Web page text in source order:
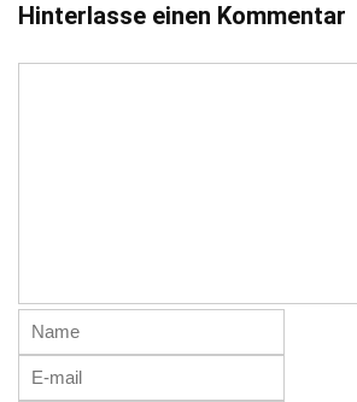
Hinterlasse einen Kommentar